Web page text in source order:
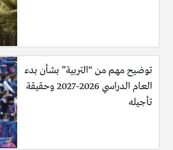
توضيح مهم من “التربية” بشأن بدء
العام الدراسي 2026-2027 وحقيقة
تأجيله